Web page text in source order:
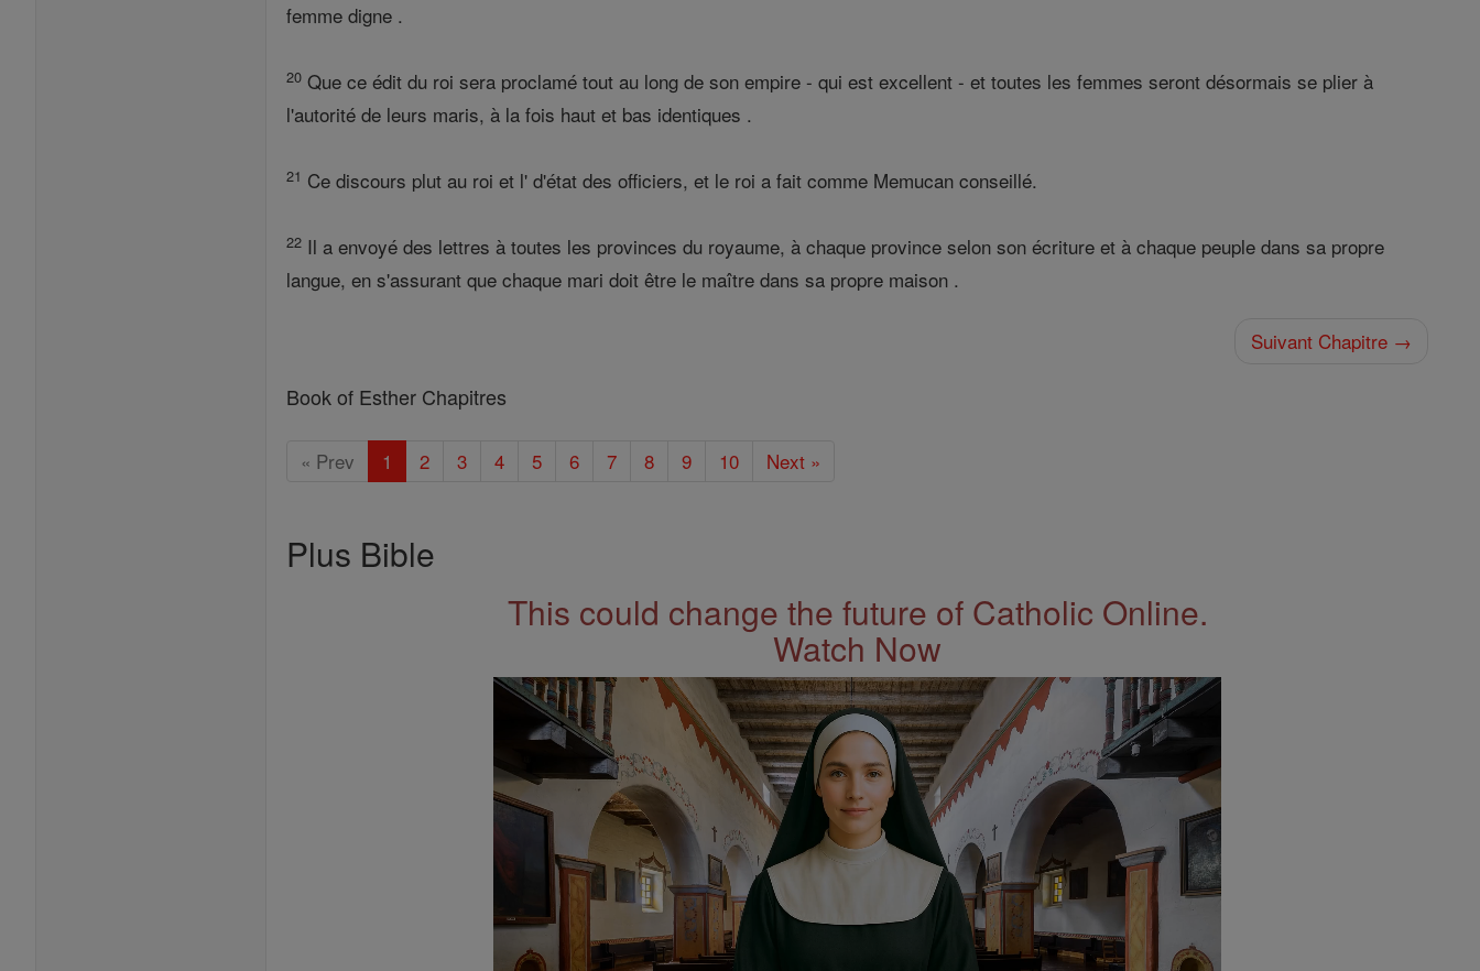
femme digne .
20 Que ce édit du roi sera proclamé tout au long de son empire - qui est excellent - et toutes les femmes seront désormais se plier à
l'autorité de leurs maris, à la fois haut et bas identiques .
21 Ce discours plut au roi et l' d'état des officiers, et le roi a fait comme Memucan conseillé.
22 Il a envoyé des lettres à toutes les provinces du royaume, à chaque province selon son écriture et à chaque peuple dans sa propre
langue, en s'assurant que chaque mari doit être le maître dans sa propre maison .
Suivant Chapitre →
Book of Esther Chapitres
« Prev 1 2 3 4 5 6 7 8 9 10 Next »
Plus Bible
This could change the future of Catholic Online.
Watch Now